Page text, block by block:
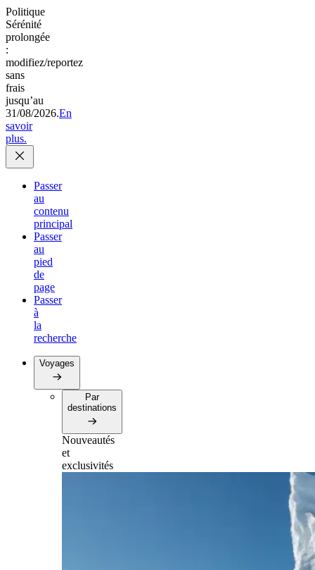
Politique
Sérénité
prolongée
:
modifiez/reportez
sans
frais
jusqu’au
31/08/2026.En
savoir
plus.
Passer
au
contenu
principal
Passer
au
pied
de
page
Passer
à
la
recherche
Voyages
Par
destinations
Nouveautés
et
exclusivités